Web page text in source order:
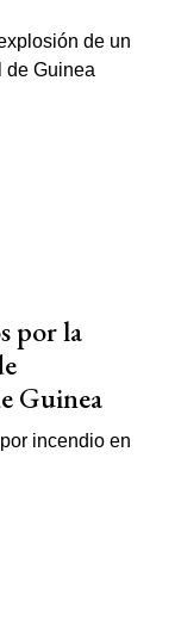
por la
Guinea